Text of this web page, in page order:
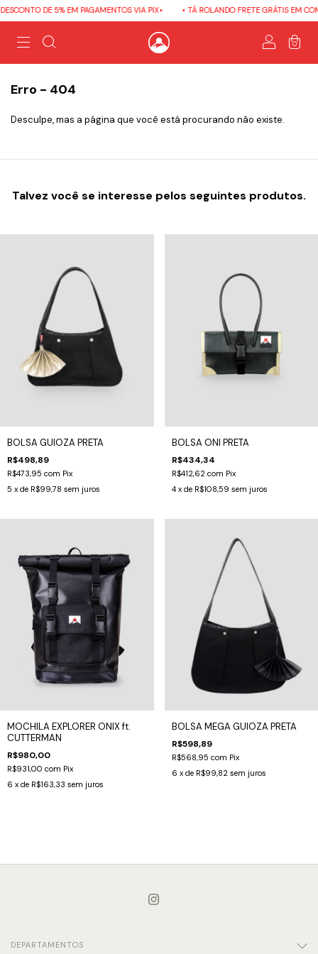
DE 5% EM PAGAMENTOS VIA PIX• • TÁ ROLANDO FRETE GRÁTIS EM
0
Erro - 404
Desculpe, mas a página que você está procurando não existe.
Talvez você se interesse pelos seguintes produtos.
BOLSA GUIOZA PRETA
R$498,89
R$473,95 com Pix
5 x de R$99,78 sem juros
BOLSA ONI PRETA
R$434,34
R$412,62 com Pix
4 x de R$108,59 sem juros
MOCHILA EXPLORER ONIX ft.
CUTTERMAN
R$980,00
R$931,00 com Pix
6 x de R$163,33 sem juros
BOLSA MEGA GUIOZA PRETA
R$598,89
R$568,95 com Pix
6 x de R$99,82 sem juros
DEPARTAMENTOS